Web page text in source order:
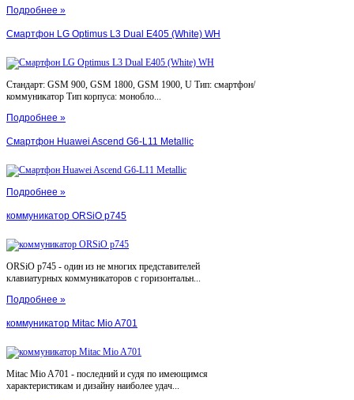
Подробнее »
Смартфон LG Optimus L3 Dual E405 (White) WH
Стандарт: GSM 900, GSM 1800, GSM 1900, U Тип: смартфон/
коммуникатор Тип корпуса: монобло...
Подробнее »
Смартфон Huawei Ascend G6-L11 Metallic
Подробнее »
коммуникатор ORSiO p745
ORSiO p745 - один из не многих представителей
клавиатурных коммуникаторов с горизонтальн...
Подробнее »
коммуникатор Mitac Mio A701
Mitac Mio A701 - последний и судя по имеющимся
характеристикам и дизайну наиболее удач...